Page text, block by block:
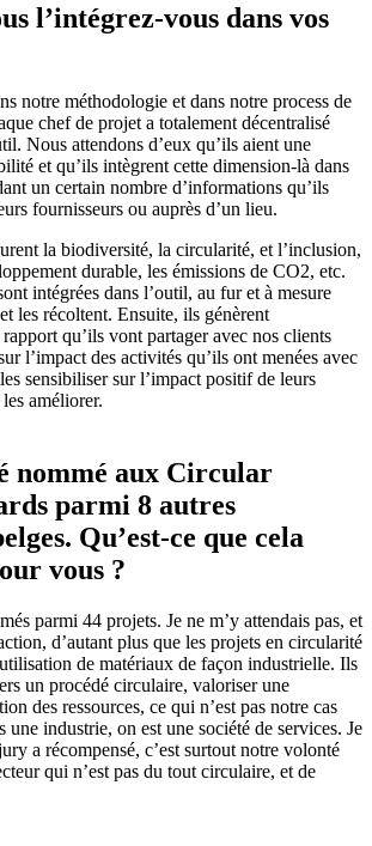
l’intégrez-vous dans vos
notre méthodologie et dans notre process de
chef de projet a totalement décentralisé
Nous attendons d’eux qu’ils aient une
et qu’ils intègrent cette dimension-là dans
un certain nombre d’informations qu’ils
fournisseurs ou auprès d’un lieu.
la biodiversité, la circularité, et l’inclusion,
durable, les émissions de CO2, etc.
intégrées dans l’outil, au fur et à mesure
les récoltent. Ensuite, ils génèrent
qu’ils vont partager avec nos clients
l’impact des activités qu’ils ont menées avec
sensibiliser sur l’impact positif de leurs
améliorer.
nommé aux Circular
parmi 8 autres
Qu’est-ce que cela
vous ?
parmi 44 projets. Je ne m’y attendais pas, et
d’autant plus que les projets en circularité
de matériaux de façon industrielle. Ils
un procédé circulaire, valoriser une
des ressources, ce qui n’est pas notre cas
une industrie, on est une société de services. Je
a récompensé, c’est surtout notre volonté
qui n’est pas du tout circulaire, et de